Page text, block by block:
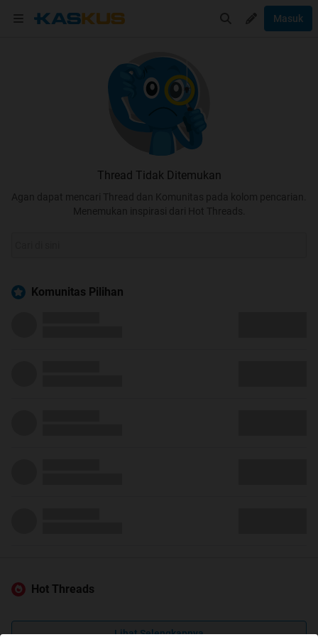
Masuk
Thread Tidak Ditemukan
Agan dapat mencari Thread dan Komunitas pada kolom pencarian.
Menemukan inspirasi dari Hot Threads.
Komunitas Pilihan
Hot Threads
Lihat Selengkapnya